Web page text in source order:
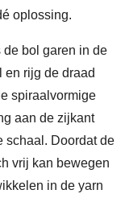
oplossing.
de bol garen in de
en rijg de draad
spiraalvormige
aan de zijkant
schaal. Doordat de
vrij kan bewegen
in de yarn